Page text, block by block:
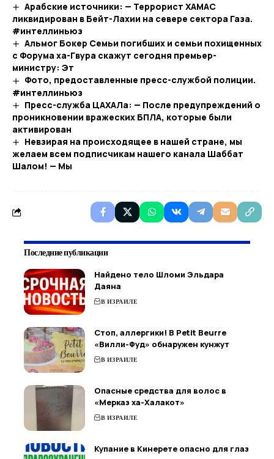
Арабские источники: — Террорист ХАМАС
ликвидирован в Бейт-Лахии на севере сектора Газа.
#интеллиньюз
Альмог Бокер Семьи погибших и семьи похищенных
с Форума ха-Гвура скажут сегодня премьер-
министру: Эт
Фото, предоставленные пресс-службой полиции.
#интеллиньюз
Пресс-служба ЦАХАЛа: — После предупреждений о
проникновении вражеских БПЛА, которые были
активирован
Невзирая на происходящее в нашей стране, мы
желаем всем подписчикам нашего канала Шаббат
Шалом! — Мы
Последние публикации
Найдено тело Шломи Эльдара
Даяна
В ИЗРАИЛЕ
Стоп, аллергики! В Petit Beurre
«Вилли-Фуд» обнаружен кунжут
В ИЗРАИЛЕ
Опасные средства для волос в
«Мерказ ха-Халакот»
В ИЗРАИЛЕ
Купание в Кинерете опасно для глаз